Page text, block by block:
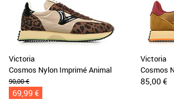
Victoria
Cosmos Nylon Imprimé Animal
90,00 €
69,99 €
Victoria
Cosmos
85,00 €